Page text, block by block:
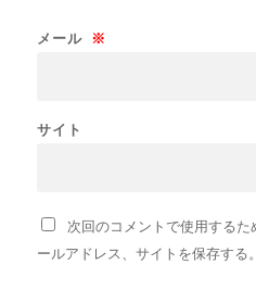
メール ※
サイト
次回のコメントで使用する
ールアドレス、サイトを保存する。